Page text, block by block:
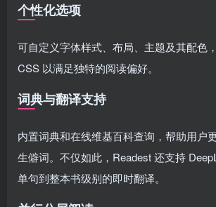
个性化选项
可自定义字体样式、布局、主题及其配色
CSS 以满足独特的阅读偏好。
词典与翻译支持
内置词典和在线维基百科查询，帮助用户
生僻词。不仅如此，Readest 还支持
单句到整本书级别的即时翻译。